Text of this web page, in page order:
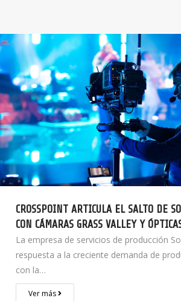
CROSSPOINT ARTICULA EL SALTO DE
CON CÁMARAS GRASS VALLEY Y
La empresa de servicios de producción
respuesta a la creciente demanda de
con la…
Ver más